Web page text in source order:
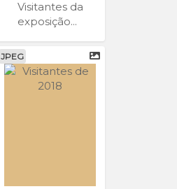
Visitantes da
exposição...
JPEG